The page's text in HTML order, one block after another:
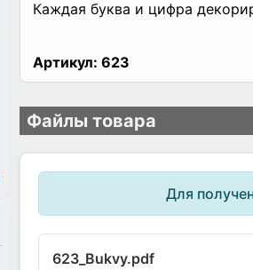
Каждая буква и цифра
Артикул: 623
Файлы товара
Для
623_Bukvy.pdf